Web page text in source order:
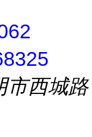
市西城路